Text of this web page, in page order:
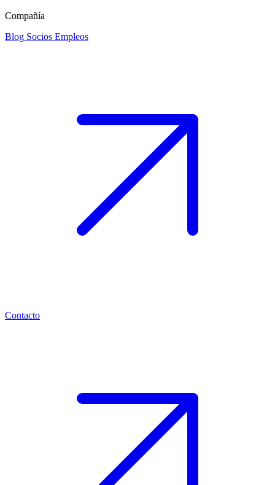
Compañía
Blog Socios Empleos
Contacto